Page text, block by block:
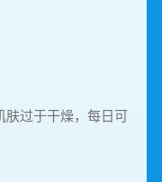
肤过于干燥，每日可